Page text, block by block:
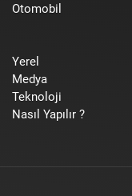
Otomobil
Yerel
Medya
Teknoloji
Nasıl Yapılır ?